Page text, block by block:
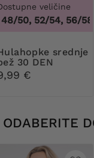
veličine
50, 52/54, 56/58,
30 DEN
€
44/
ODABERITE